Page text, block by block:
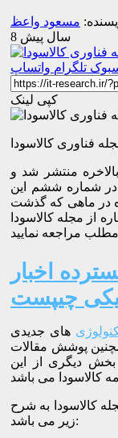
مسعود واعظ
8 سال پیش
تلگرام واتساپ
کپی لینک
فناوری کالاسودا
منتشر شد و
در شماره ششم این
در ماهی که گذشت
از مجله کالاسودا
اخبار
چیپست
های جدیدی
پوشش مقالات
بخش دیگری از این
کالاسودا به شرح
زیر می باشد: